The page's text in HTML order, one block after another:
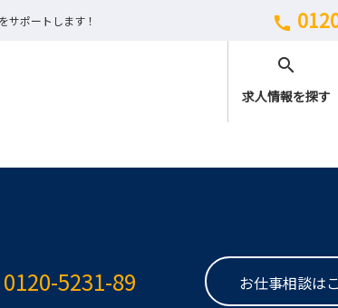
サポートします！ call
search
求人情報を探す
0120-5231-89 お仕事相談は